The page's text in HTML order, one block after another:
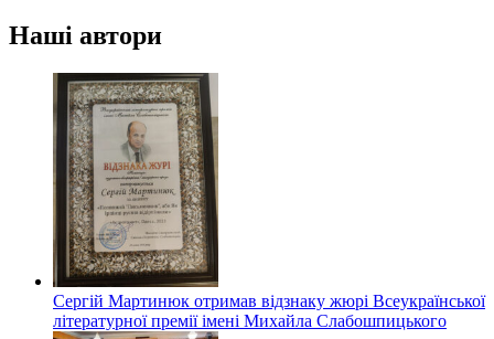
Наші автори
Сергій Мартинюк отримав відзнаку жюрі Всеукраїнської
літературної премії імені Михайла Слабошпицького